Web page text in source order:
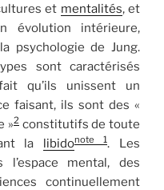
et mentalités, et
évolution intérieure,
psychologie de Jung.
sont caractérisés
qu’ils unissent un
faisant, ils sont des «
»2 constitutifs de toute
la libidonote 1. Les
mental, des
continuellement